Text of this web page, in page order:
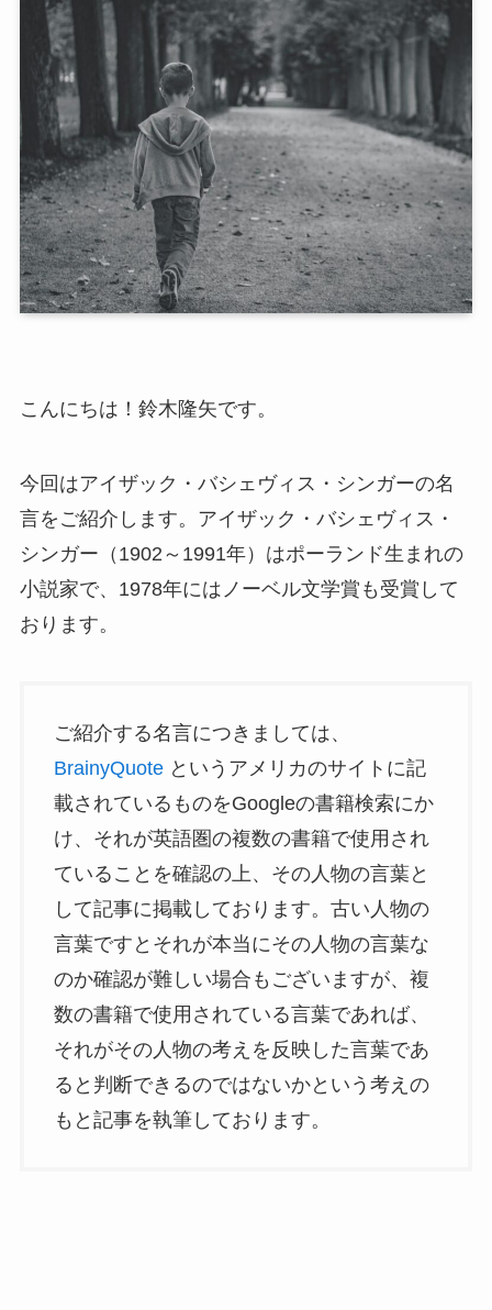
こんにちは！鈴木隆矢です。
今回はアイザック・バシェヴィス・シンガーの名
言をご紹介します。アイザック・バシェヴィス・
シンガー（1902～1991年）はポーランド生まれの
小説家で、1978年にはノーベル文学賞も受賞して
おります。
ご紹介する名言につきましては、
BrainyQuoteというアメリカのサイトに記
載されているものをGoogleの書籍検索にか
け、それが英語圏の複数の書籍で使用され
ていることを確認の上、その人物の言葉と
して記事に掲載しております。古い人物の
言葉ですとそれが本当にその人物の言葉な
のか確認が難しい場合もございますが、複
数の書籍で使用されている言葉であれば、
それがその人物の考えを反映した言葉であ
ると判断できるのではないかという考えの
もと記事を執筆しております。